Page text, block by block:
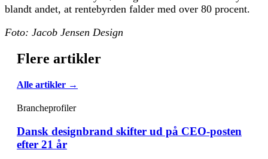
blandt andet, at rentebyrden falder med over 80 procent.
Foto: Jacob Jensen Design
Flere artikler
Alle artikler →
Brancheprofiler
Dansk designbrand skifter ud på CEO-posten
efter 21 år